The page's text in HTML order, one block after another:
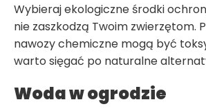
Wybieraj ekologiczne środki
nie zaszkodzą Twoim zwierzętom.
nawozy chemiczne mogą być
warto sięgać po naturalne
Woda w ogrodzie